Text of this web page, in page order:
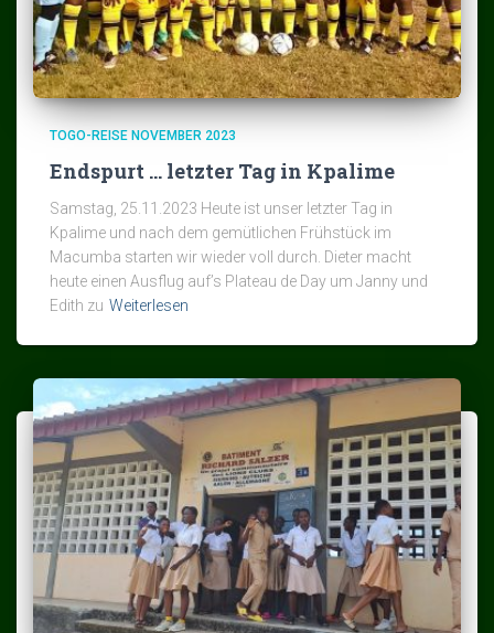
TOGO-REISE NOVEMBER 2023
Endspurt … letzter Tag in Kpalime
Samstag, 25.11.2023 Heute ist unser letzter Tag in
Kpalime und nach dem gemütlichen Frühstück im
Macumba starten wir wieder voll durch. Dieter macht
heute einen Ausflug auf’s Plateau de Day um Janny und
Edith zu Weiterlesen